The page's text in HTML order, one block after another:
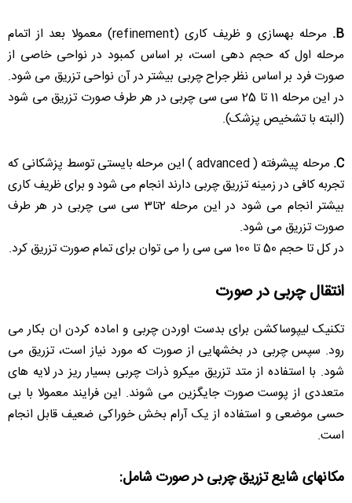
B.
مرحله بهسازی و ظریف کاری (refinement) معمولا بعد از اتمام
مرحله اول که حجم دهی است، بر اساس کمبود در نواحی خاصی از
صورت فرد بر اساس نظر جراح چربی بیشتر در آن نواحی تزریق می شود.
در این مرحله 11 تا 25 سی سی چربی در هر طرف صورت تزریق می شود
(البته با تشخیص پزشک).
C.
مرحله پیشرفته ( advanced ) این مرحله بایستی توسط پزشکانی که
تجربه کافی در زمینه تزریق چربی دارند انجام می شود و برای ظریف کاری
بیشتر انجام می شود در این مرحله 2تا3 سی سی چربی در هر طرف
صورت تزریق می شود.
در کل تا حجم 50 تا 100 سی سی را می توان برای تمام صورت تزریق کرد.
انتقال چربی در صورت
تکنیک لیپوساکشن برای بدست اوردن چربی و اماده کردن ان بکار می
رود. سپس چربی در بخشهایی از صورت که مورد نیاز است، تزریق می
شود. با استفاده از متد تزریق میکرو ذرات چربی بسیار ریز در لایه های
متعددی از پوست صورت جایگزین می شوند. این فرایند معمولا با بی
حسی موضعی و استفاده از یک آرام بخش خوراکی ضعیف قابل انجام
است.
مکانهای شایع تزریق چربی در صورت شامل: